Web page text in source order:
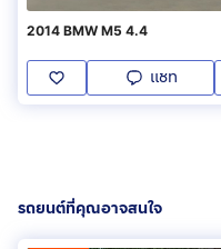
2014 BMW M5 4.4
แชท
รถยนต์ที่คุณอาจสนใจ